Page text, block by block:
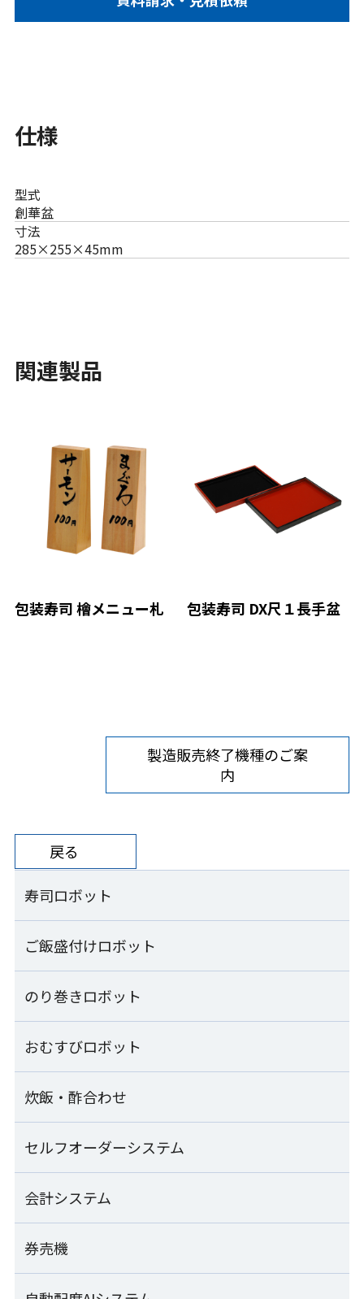
仕様
型式
創華盆
寸法
285×255×45mm
関連製品
包装寿司 檜メニュー札 包装寿司 DX尺１長手盆
製造販売終了機種のご案
内
戻る
寿司ロボット
寿司ロボット一覧
コンパクトシャリ玉ロボット
S-Cube SCB-CPA
シャリ玉ロボット
SSN-KTA
シャリ玉ロボット+シャリ玉移載装置
SSN-KTA+TRS-JLA
SSN-KTA+SCG-JLA
上出し式シャリ玉ロボット
SSN-UJA
ご飯盛付けロボット
ご飯盛付けロボット一覧
ご飯盛付けロボット Fuwarica
GST-RRA
ご飯盛付けロボット Fuwarica
GST-MRA
ご飯盛付けロボット Fuwarica
GST-HMA
GST-FBB
のり巻きロボット
のり巻きロボット一覧
のり巻きロボット
SVR-NVG
シート出しのり巻きロボット
SVR-NVG-SS
のり巻きカッター
SVC-ATD
おむすびロボット
おむすびロボット一覧
汎用おむすび成形機
MOS-FMC
「Fuwarica GST-RRA」用おむすびオプション
RRA-TOA
「Fuwarica GST-FBB」用おむすびオプション
FBB-TOA
炊飯・酢合わせ
炊飯・酢合わせ一覧
酢合わせ機 シャリッカー
MCR-ASB
小型酢合わせ機 シャリッカー
MCR-SSC-J
セルフオーダーシステム
セルフオーダーシステム一覧
SEMOOR X
SEMOOR
会計システム
マジレジ
Visレジ
券売機